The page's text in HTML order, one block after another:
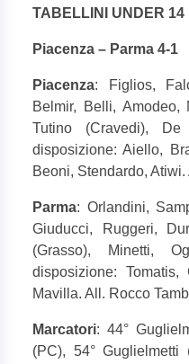
TABELLINI UNDER 14
Piacenza – Parma 4-1
Piacenza: Figlios,
Belmir, Belli, Amodeo,
Tutino (Cravedi),
disposizione: Aiello,
Beoni, Stendardo,
Parma: Orlandini,
Giuducci, Ruggeri,
(Grasso), Minetti,
disposizione:
Mavilla. All. Rocco
Marcatori: 44°
(PC), 54° Guglielmetti